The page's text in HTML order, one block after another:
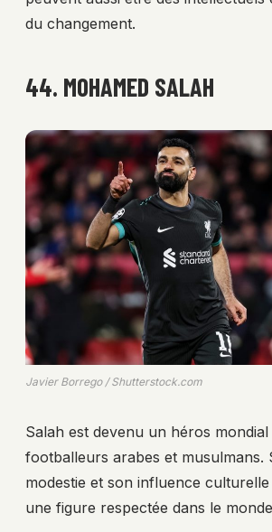
du changement.
44. MOHAMED SALAH
Javier Borrego / Shutterstock.com
Salah est devenu un héros
footballeurs arabes et musulmans.
modestie et son influence
une figure respectée dans le